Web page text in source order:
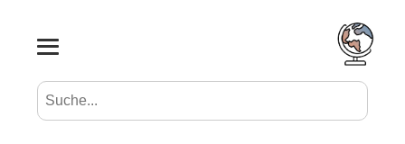
Suche nach Vornamen Search